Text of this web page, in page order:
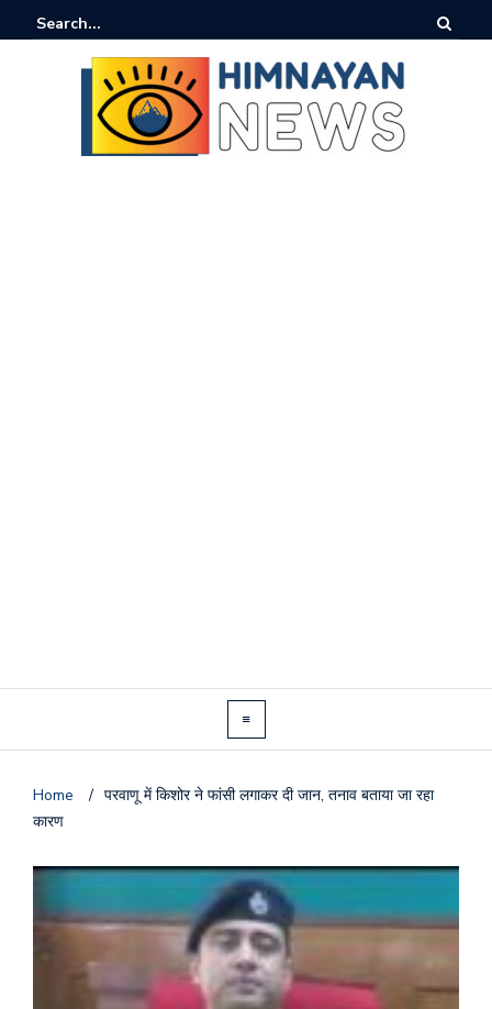
Home / परवाणू में किशोर ने फांसी लगाकर दी जान, तनाव बताया जा रहा
कारण